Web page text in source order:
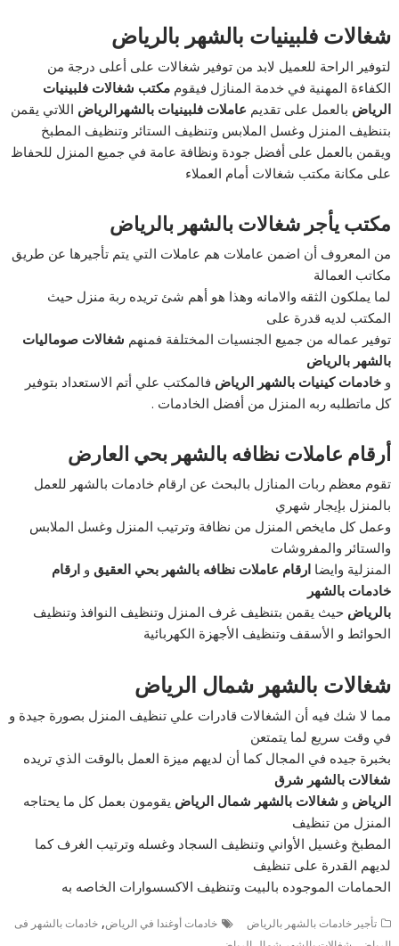
شغالات فلبينيات بالشهر بالرياض
لتوفير الراحة للعميل لابد من توفير شغالات على أعلى درجة من
الكفاءة المهنية في خدمة المنازل فيقوممكتب شغالات فلبينيات
الرياض بالعمل على تقديم عاملات فلبينيات بالشهرالرياض اللاتي يقمن
بتنظيف المنزل وغسل الملابس وتنظيف الستائر وتنظيف المطبخ
ويقمن بالعمل على أفضل جودة ونظافة عامة في جميع المنزل للحفاظ
على مكانة مكتب شغالات أمام العملاء
مكتب يأجر شغالات بالشهر بالرياض
من المعروف أن اضمن عاملات هم عاملات التي يتم تأجيرها عن طريق
مكاتب العمالة
لما يملكون الثقه والامانه وهذا هو أهم شئ تريده ربة منزل حيث
المكتب لديه قدرة على
توفير عماله من جميع الجنسيات المختلفة فمنهم شغالات صوماليات
بالشهر بالرياض
وخادمات كينيات بالشهر الرياض فالمكتب علي أتم الاستعداد بتوفير
كل ماتطلبه ربه المنزل من أفضل الخادمات .
أرقام عاملات نظافه بالشهر بحي العارض
تقوم معظم ربات المنازل بالبحث عن ارقام خادمات بالشهر للعمل
بالمنزل بإيجار شهري
وعمل كل مايخص المنزل من نظافة وترتيب المنزل وغسل الملابس
والستائر والمفروشات
المنزلية وايضاارقام عاملات نظافه بالشهر بحي العقيق وارقام
خادمات بالشهر
بالرياض حيث يقمن بتنظيف غرف المنزل وتنظيف النوافذ وتنظيف
الحوائط و الأسقف وتنظيف الأجهزة الكهربائية
شغالات بالشهر شمال الرياض
مما لا شك فيه أن الشغالات قادرات علي تنظيف المنزل بصورة جيدة و
في وقت سريع لما يتمتعن
بخبرة جيده في المجال كما أن لديهم ميزة العمل بالوقت الذي تريده
شغالات بالشهر شرق
الرياض و شغالات بالشهر شمال الرياض يقومون بعمل كل ما يحتاجه
المنزل من تنظيف
المطبخ وغسيل الأواني وتنظيف السجاد وغسله وترتيب الغرف كما
لديهم القدرة على تنظيف
الحمامات الموجوده بالبيت وتنظيف الاكسسوارات الخاصه به
تأجير خادمات بالشهر بالرياض خادمات أوغندا في الرياض,خادمات بالشهر فى